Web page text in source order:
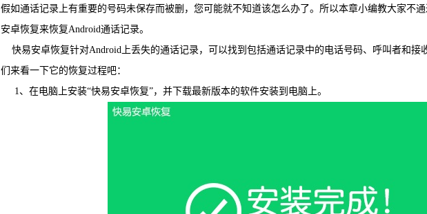
WIN版下载
假如通话记录上有重要的号码未保存而被删，您可能就不知道该怎么办了。所以本章小编教大家
安卓恢复来恢复Android通话记录。
快易安卓恢复针对Android上丢失的通话记录，可以找到包括通话记录中的电话号码、呼叫者和接
们来看一下它的恢复过程吧：
1、在电脑上安装“快易安卓恢复”，并下载最新版本的软件安装到电脑上。